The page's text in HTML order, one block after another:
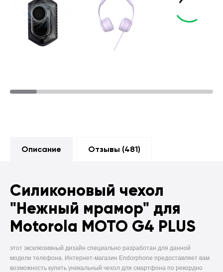
Описание Отзывы (481)
Силиконовый чехол
"Нежный мрамор" для
Motorola MOTO G4 PLUS
этот эксклюзивный дизайн специально разработан для данной
модели телефона. Интернет-магазин Endorphone предоставляет вам
возможность купить уникальный чехол для смартфона по рекордно